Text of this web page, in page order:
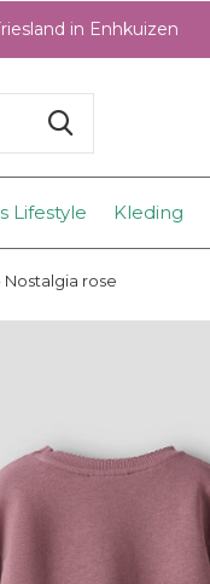
Lifestyle Kleding
in Enhkuizen
Nostalgia rose